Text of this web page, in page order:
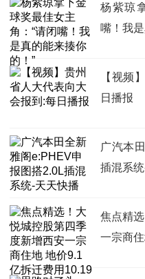
杨紫琼
嘴！我
【视频
日播报
广汽本
插混系
焦点精
一宗商